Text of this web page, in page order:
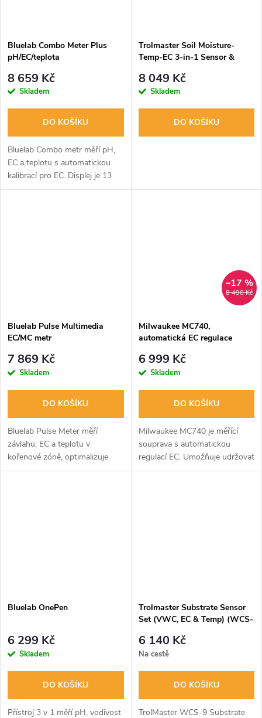
Bluelab Combo Meter Plus
pH/EC/teplota
8 659 Kč
Skladem
DO KOŠÍKU
Bluelab Combo metr měří pH,
EC a teplotu s automatickou
kalibrací pro EC. Displej je 13
mm LCD. Dodává se s
Trolmaster Soil Moisture-
Temp-EC 3-in-1 Sensor &
8 049 Kč
Skladem
DO KOŠÍKU
Bluelab Pulse Multimedia
EC/MC metr
7 869 Kč
Skladem
DO KOŠÍKU
Bluelab Pulse Meter měří
závlahu, EC a teplotu v
kořenové zóně, optimalizuje
zavlažování a živiny pro rostliny.
8 490 Kč
–17 %
Milwaukee MC740,
automatická EC regulace
6 999 Kč
Skladem
DO KOŠÍKU
Milwaukee MC740 je měřící
souprava s automatickou
regulací EC. Umožňuje udržovat
ideální hodnoty EC v nádrži a
Bluelab OnePen
6 299 Kč
Skladem
DO KOŠÍKU
Přístroj 3 v 1 měří pH, vodivost
Trolmaster Substrate Sensor
Set (VWC, EC & Temp) (WCS-
6 140 Kč
Na cestě
DO KOŠÍKU
TrolMaster WCS-9 Substrate